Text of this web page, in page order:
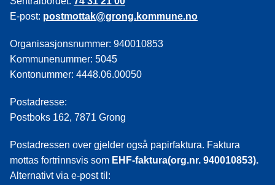
E-post: postmottak@grong.kommune.no
Organisasjonsnummer: 940010853
Kommunenummer: 5045
Kontonummer: 4448.06.00050
Postadresse:
Postboks 162, 7871 Grong
Postadressen over gjelder også papirfaktura. Faktura
mottas fortrinnsvis som EHF-faktura(org.nr. 940010853).
Alternativt via e-post til: